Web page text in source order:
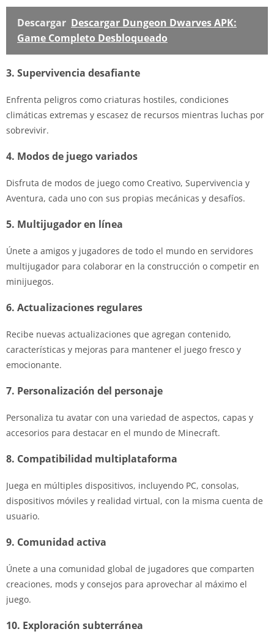
Descargar Descargar Dungeon Dwarves APK:
Game Completo Desbloqueado
3. Supervivencia desafiante
Enfrenta peligros como criaturas hostiles, condiciones
climáticas extremas y escasez de recursos mientras luchas por
sobrevivir.
4. Modos de juego variados
Disfruta de modos de juego como Creativo, Supervivencia y
Aventura, cada uno con sus propias mecánicas y desafíos.
5. Multijugador en línea
Únete a amigos y jugadores de todo el mundo en servidores
multijugador para colaborar en la construcción o competir en
minijuegos.
6. Actualizaciones regulares
Recibe nuevas actualizaciones que agregan contenido,
características y mejoras para mantener el juego fresco y
emocionante.
7. Personalización del personaje
Personaliza tu avatar con una variedad de aspectos, capas y
accesorios para destacar en el mundo de Minecraft.
8. Compatibilidad multiplataforma
Juega en múltiples dispositivos, incluyendo PC, consolas,
dispositivos móviles y realidad virtual, con la misma cuenta de
usuario.
9. Comunidad activa
Únete a una comunidad global de jugadores que comparten
creaciones, mods y consejos para aprovechar al máximo el
juego.
10. Exploración subterránea